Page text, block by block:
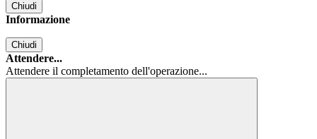
Chiudi
Informazione
Chiudi
Attendere...
Attendere il completamento dell'operazione...